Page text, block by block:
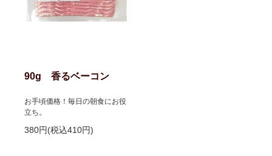
90g 香るベーコン
お手頃価格！毎日の朝食にお役
立ち。
380円(税込410円)